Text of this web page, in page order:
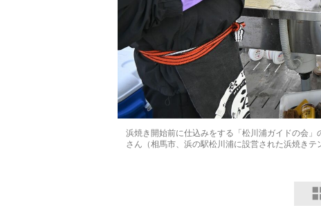
浜焼き開始前に仕込みをする「松川浦ガイドの会
さん（相馬市、浜の駅松川浦に設営された浜焼きテ